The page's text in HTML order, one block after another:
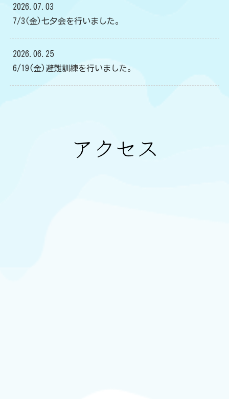
2026.07.03
7/3(金)七夕会を行いました。
2026.06.25
6/19(金)避難訓練を行いました。